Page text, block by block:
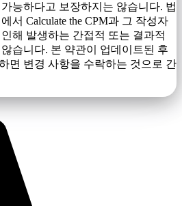
능하다고 보장하지는 않습니다. 법
서 Calculate the CPM과 그 작성자
해 발생하는 간접적 또는 결과적
습니다. 본 약관이 업데이트된 후
면 변경 사항을 수락하는 것으로 간